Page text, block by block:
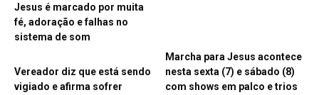
Jesus é marcado por muita
fé, adoração e falhas no
sistema de som
Vereador diz que está sendo
vigiado e afirma sofrer
Marcha para Jesus acontece
nesta sexta (7) e sábado (8)
com shows em palco e trios